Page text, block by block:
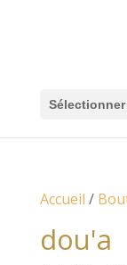
Accueil /
dou'a